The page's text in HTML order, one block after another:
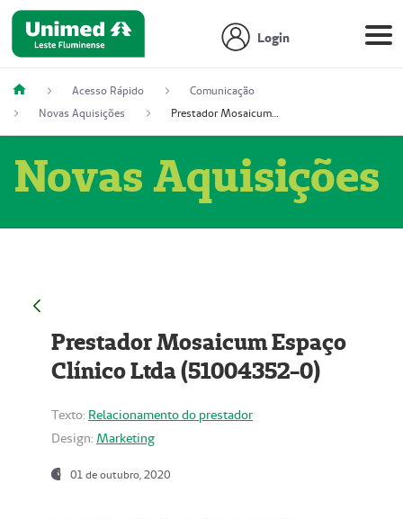
Login
Acesso Rápido
Comunicação
Novas Aquisições
Prestador Mosaicum Espaço Clínico Ltda (51004352-0)
Novas Aquisições
Prestador Mosaicum Espaço
Clínico Ltda (51004352-0)
Texto: Relacionamento do prestador
Design: Marketing
01 de outubro, 2020